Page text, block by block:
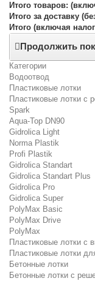
Итого товаров:
Итого за доставку
Итого (включая
Продолжить
Категории
Водоотвод
Пластиковые лотки
Пластиковые лотки с
Spark
Aqua-Top DN90
Gidrolica Light
Norma Plastik
Profi Plastik
Gidrolica Standart
Gidrolica Standart Plus
Gidrolica Pro
Gidrolica Super
PolyMax Basic
PolyMax Drive
PolyMax
Пластиковые лотки с
Пластиковые лотки
Бетонные лотки
Бетонные лотки с